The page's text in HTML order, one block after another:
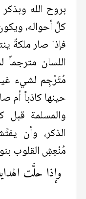
بروح الله
كلِّ أحواله،
فإذا صار ملكةً
اللسان مترجماً
مُتَرْجِم لشيء
حينها كاذباً أم
والمسلمة
الذكر، وأن
مُنْعِشِ القلوب
وإذا حلَّت